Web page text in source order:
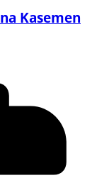
Kasemen